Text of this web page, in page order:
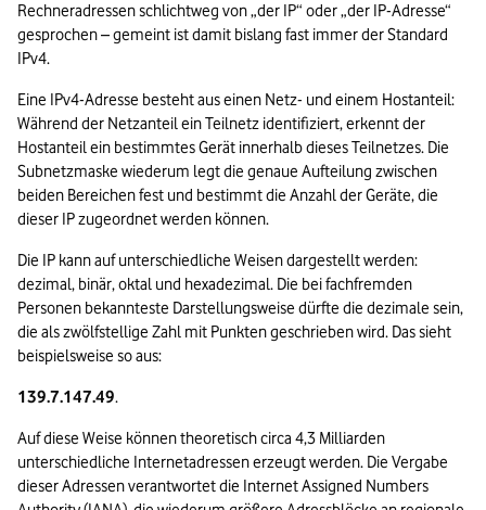
Rechneradressen schlichtweg von „der IP“ oder „der IP-Adresse“
gesprochen – gemeint ist damit bislang fast immer der Standard
IPv4.
Eine IPv4-Adresse besteht aus einen Netz- und einem Hostanteil:
Während der Netzanteil ein Teilnetz identifiziert, erkennt der
Hostanteil ein bestimmtes Gerät innerhalb dieses Teilnetzes. Die
Subnetzmaske wiederum legt die genaue Aufteilung zwischen
beiden Bereichen fest und bestimmt die Anzahl der Geräte, die
dieser IP zugeordnet werden können.
Die IP kann auf unterschiedliche Weisen dargestellt werden:
dezimal, binär, oktal und hexadezimal. Die bei fachfremden
Personen bekannteste Darstellungsweise dürfte die dezimale sein,
die als zwölfstellige Zahl mit Punkten geschrieben wird. Das sieht
beispielsweise so aus:
139.7.147.49.
Auf diese Weise können theoretisch circa 4,3 Milliarden
unterschiedliche Internetadressen erzeugt werden. Die Vergabe
dieser Adressen verantwortet die Internet Assigned Numbers